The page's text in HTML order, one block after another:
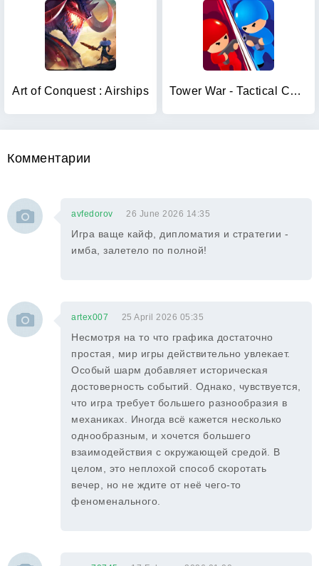
Art of Conquest : Airships Tower War - Tactical Conquest
Комментарии
avfedorov 26 June 2026 14:35
Игра ваще кайф, дипломатия и стратегии -
имба, залетело по полной!
artex007 25 April 2026 05:35
Несмотря на то что графика достаточно
простая, мир игры действительно увлекает.
Особый шарм добавляет историческая
достоверность событий. Однако, чувствуется,
что игра требует большего разнообразия в
механиках. Иногда всё кажется несколько
однообразным, и хочется большего
взаимодействия с окружающей средой. В
целом, это неплохой способ скоротать
вечер, но не ждите от неё чего-то
феноменального.